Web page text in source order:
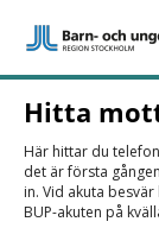
Hitta
Här hittar du
det är första
in. Vid akuta
BUP-akuten på